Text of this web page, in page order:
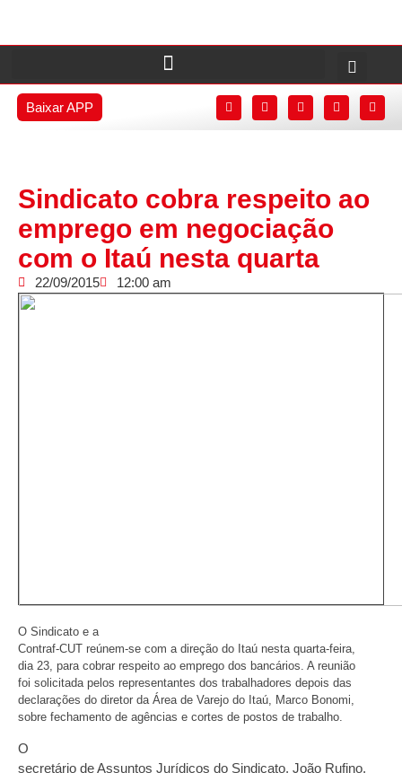
Baixar APP
Sindicato cobra respeito ao
emprego em negociação
com o Itaú nesta quarta
22/09/2015 12:00 am
O Sindicato e a
Contraf-CUT reúnem-se com a direção do Itaú nesta quarta-feira,
dia 23, para cobrar respeito ao emprego dos bancários. A reunião
foi solicitada pelos representantes dos trabalhadores depois das
declarações do diretor da Área de Varejo do Itaú, Marco Bonomi,
sobre fechamento de agências e cortes de postos de trabalho.
O
secretário de Assuntos Jurídicos do Sindicato, João Rufino,